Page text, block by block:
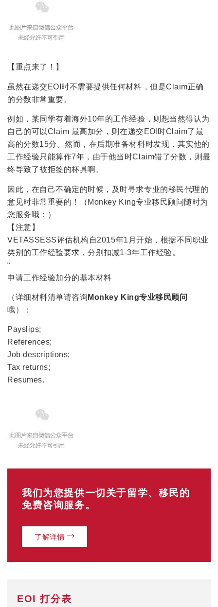
【重点来了！】
虽然在递交EOI时不需要提供任何材料，但是Claim正确
的分数非常重要。
例如，某同学有着海外10年的工作经验，则想当然得认为
自己的可以Claim 最高加分，则在递交EOI时Claim了最
高的分数15分。然而，在后期准备材料时发现，其实他的
工作经验只能算作7年，由于他当时Claim错了分数，则最
终导致了被拒签的杯具啊。
因此，在自己不确定的时候，及时寻求专业的移民代理的
意见时非常重要的！（Monkey King专业移民顾问随时为
您服务哦：）
【注意】
VETASSESS评估机构自2015年1月开始，根据不同职业
类别的工作经验要求，分别扣减1-3年工作经验。
“
申请工作经验加分的基本材料
（详细材料清单请咨询 Monkey King专业移民顾问
哦）：
Payslips;
References;
Job descriptions;
Tax returns;
Resumes.
我们为您提供一切关于留学、移民的
免费咨询服务。
了解详情
EOI 打分表